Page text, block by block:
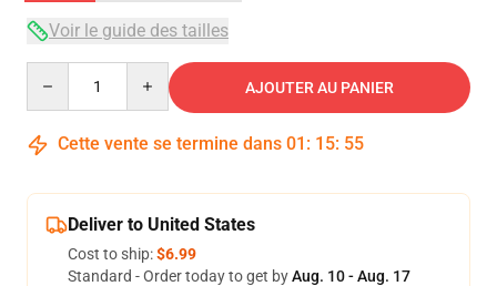
Voir le guide des tailles
AJOUTER AU PANIER
Cette vente se termine dans 01 : 15: 54
Deliver to United States
Cost to ship:$6.99
Standard - Order today to get byAug. 10 - Aug. 17